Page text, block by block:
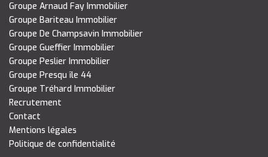
Groupe Arnaud Fay Immobilier
Groupe Bariteau Immobilier
Groupe De Champsavin Immobilier
Groupe Gueffier Immobilier
Groupe Peslier Immobilier
Groupe Presqu île 44
Groupe Tréhard Immobilier
Recrutement
Contact
Mentions légales
Politique de confidentialité